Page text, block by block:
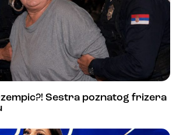
Sestra poznatog frizera